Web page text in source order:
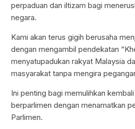
perpaduan dan iltizam bagi
negara.
Kami akan terus gigih berusaha
dengan mengambil pendekatan
menyatupadukan rakyat Malaysia
masyarakat tanpa mengira
Ini penting bagi memulihkan
berparlimen dengan menamatkan
Parlimen.